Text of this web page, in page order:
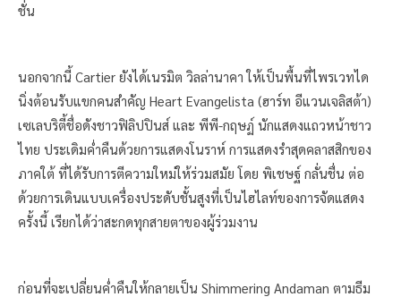
ชั่น
นอกจากนี้ Cartier ยังได้เนรมิต วิลล่านาคา ให้เป็นพื้นที่ไพรเวทได
นิ่งต้อนรับแขกคนสำคัญ Heart Evangelista (ฮาร์ท อีแวนเจลิสต้า)
เซเลบริตี้ชื่อดังชาวฟิลิปปินส์ และ พีพี-กฤษฏ์ นักแสดงแถวหน้าชาว
ไทย ประเดิมค่ำคืนด้วยการแสดงโนราห์ การแสดงรำสุดคลาสสิกของ
ภาคใต้ ที่ได้รับการตีความใหม่ให้ร่วมสมัย โดย พิเชษฐ์ กลั่นชื่น ต่อ
ด้วยการเดินแบบเครื่องประดับชั้นสูงที่เป็นไฮไลท์ของการจัดแสดง
ครั้งนี้ เรียกได้ว่าสะกดทุกสายตาของผู้ร่วมงาน
ก่อนที่จะเปลี่ยนค่ำคืนให้กลายเป็น Shimmering Andaman ตามธีม